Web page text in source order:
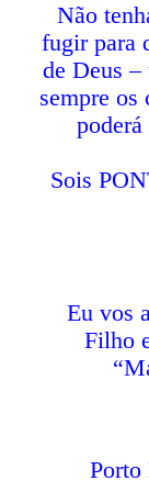
Não
fugir para
de Deus –
sempre os
poderá
Sois
Eu vos
Filho
Porto